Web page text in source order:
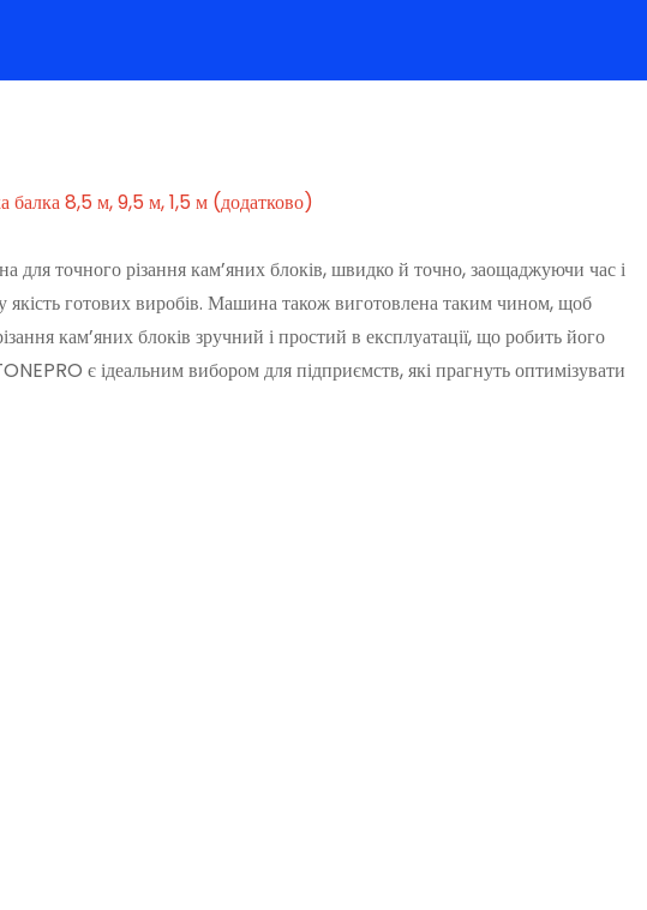
балка 8,5 м, 9,5 м, 1,5 м (додатково)
точного різання кам’яних блоків, швидко й точно, заощаджуючи час і
якість готових виробів. Машина також виготовлена ​​таким чином, щоб
кам’яних блоків зручний і простий в експлуатації, що робить його
є ідеальним вибором для підприємств, які прагнуть оптимізувати